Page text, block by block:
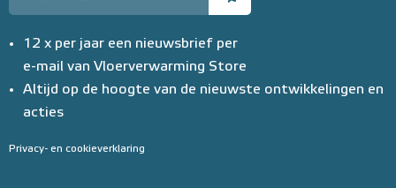
12 x per jaar een nieuwsbrief per
e-mail van Vloerverwarming Store
Altijd op de hoogte van de nieuwste ontwikkelingen en
acties
Privacy- en cookieverklaring